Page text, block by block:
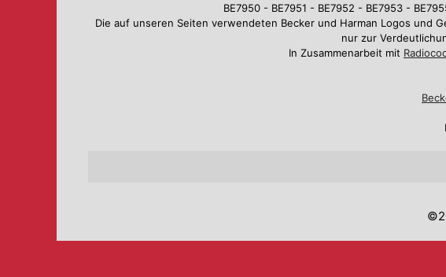
BE7950 - BE7951 - BE7952 - BE7953 -
Die auf unseren Seiten verwendeten Becker und Harman Logos und
nur zur
In Zusammenarbeit mit